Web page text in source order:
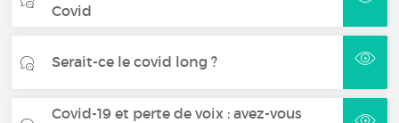
Covid
Serait-ce le covid long ?
Covid-19 et perte de voix : avez-vous